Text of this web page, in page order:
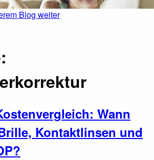
Blog weiter
Wann
Kontaktlinsen und